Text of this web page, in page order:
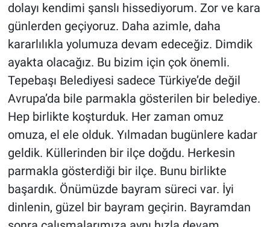
dolayı kendimi şanslı hissediyorum. Zor ve kara
günlerden geçiyoruz. Daha azimle, daha
kararlılıkla yolumuza devam edeceğiz. Dimdik
ayakta olacağız. Bu bizim için çok önemli.
Tepebaşı Belediyesi sadece Türkiye’de değil
Avrupa’da bile parmakla gösterilen bir belediye.
Hep birlikte koşturduk. Her zaman omuz
omuza, el ele olduk. Yılmadan bugünlere kadar
geldik. Küllerinden bir ilçe doğdu. Herkesin
parmakla gösterdiği bir ilçe. Bunu birlikte
başardık. Önümüzde bayram süreci var. İyi
dinlenin, güzel bir bayram geçirin. Bayramdan